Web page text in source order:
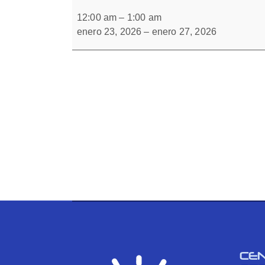
de
inversiones
1.1
12:00 am – 1:00 am
enero 23, 2026 – enero 27, 2026